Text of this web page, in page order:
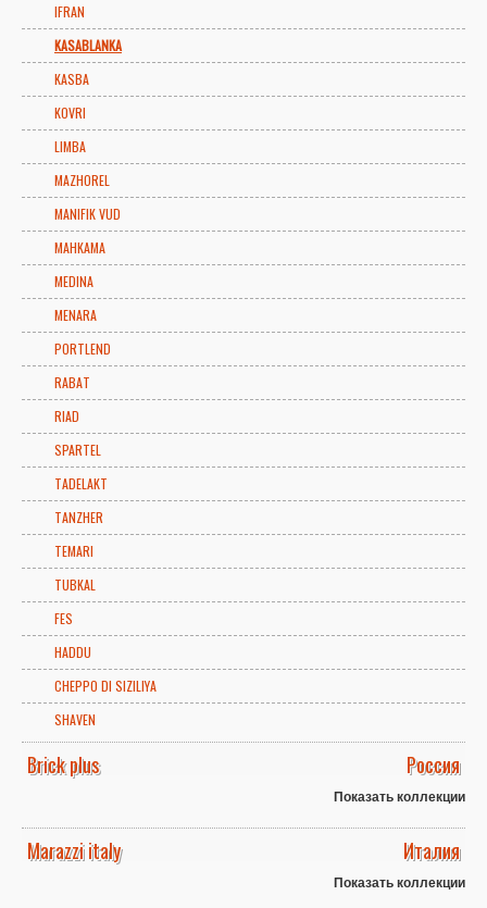
IFRAN
KASABLANKA
KASBA
KOVRI
LIMBA
MAZHOREL
MANIFIK VUD
MAHKAMA
MEDINA
MENARA
PORTLEND
RABAT
RIAD
SPARTEL
TADELAKT
TANZHER
TEMARI
TUBKAL
FES
HADDU
CHEPPO DI SIZILIYA
SHAVEN
Brick plus Россия
Показать коллекции
Marazzi italy Италия
Показать коллекции